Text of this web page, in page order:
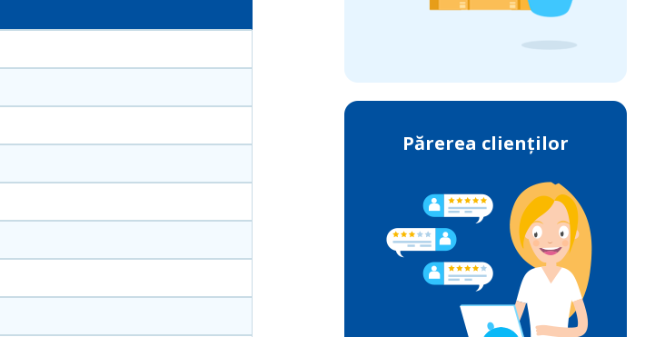
Părerea clienților